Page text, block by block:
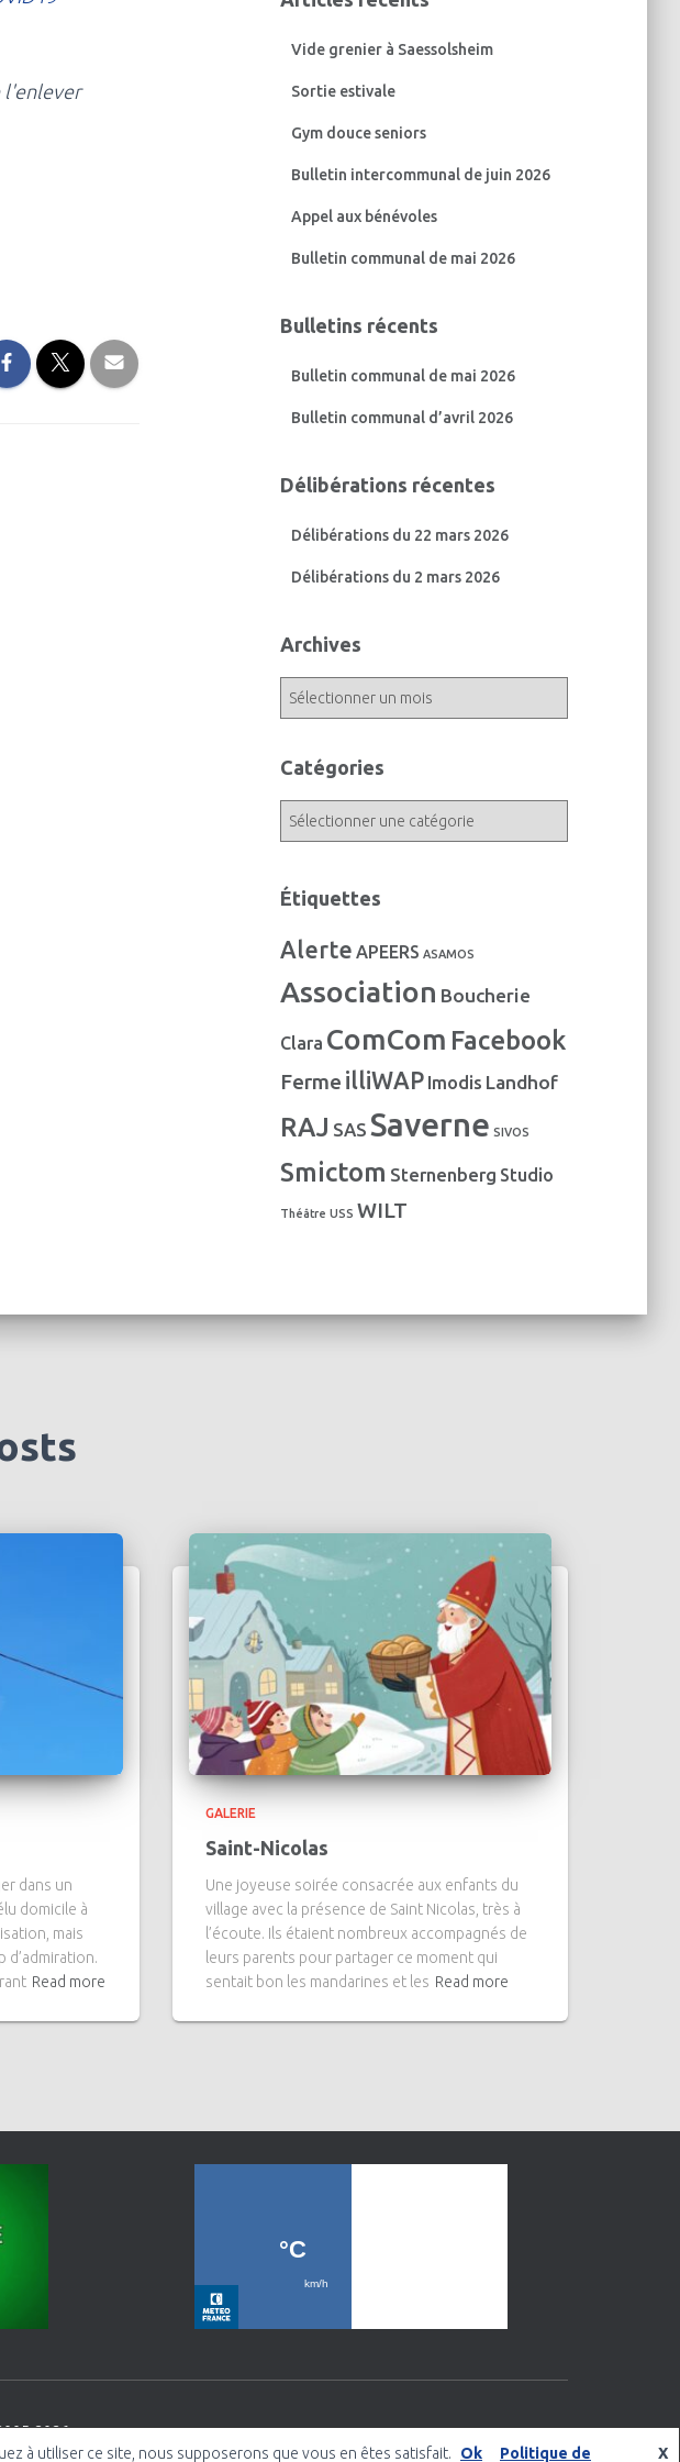
l'enlever
r
Vide grenier à Saessolsheim
Sortie estivale
Gym douce seniors
Bulletin intercommunal de juin 2026
Appel aux bénévoles
Bulletin communal de mai 2026
Bulletins récents
Bulletin communal de mai 2026
Bulletin communal d’avril 2026
Délibérations récentes
Délibérations du 22 mars 2026
Délibérations du 2 mars 2026
Archives
h
Catégories
é
g
r
e
Étiquettes
Alerte APEERS ASAMOS
Association Boucherie
Clara ComCom Facebook
Ferme illiWAP Imodis Landhof
RAJ SAS Saverne SIVOS
Smictom Sternenberg Studio
Théâtre USS WILT
dans un
domicile à
mais
d’admiration.
Read more
GALERIE
Saint-Nicolas
Une joyeuse soirée consacrée aux enfants du
village avec la présence de Saint Nicolas, très à
l’écoute. Ils étaient nombreux accompagnés de
leurs parents pour partager ce moment qui
sentait bon les mandarines et les Read more
2026
à utiliser ce site, nous supposerons que vous en êtes satisfait. X
Ok Politique de